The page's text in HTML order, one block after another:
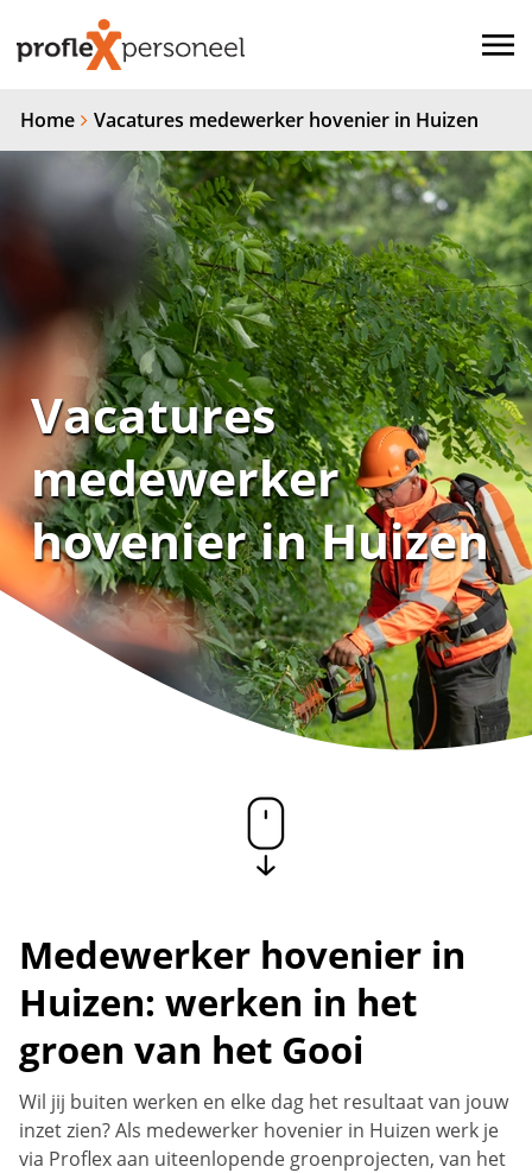
Home Vacatures medewerker hovenier in Huizen
Vacatures
medewerker
hovenier in Huizen
Medewerker hovenier in
Huizen: werken in het
groen van het Gooi
Wil jij buiten werken en elke dag het resultaat van jouw
inzet zien? Als medewerker hovenier in Huizen werk je
via Proflex aan uiteenlopende groenprojecten, van het